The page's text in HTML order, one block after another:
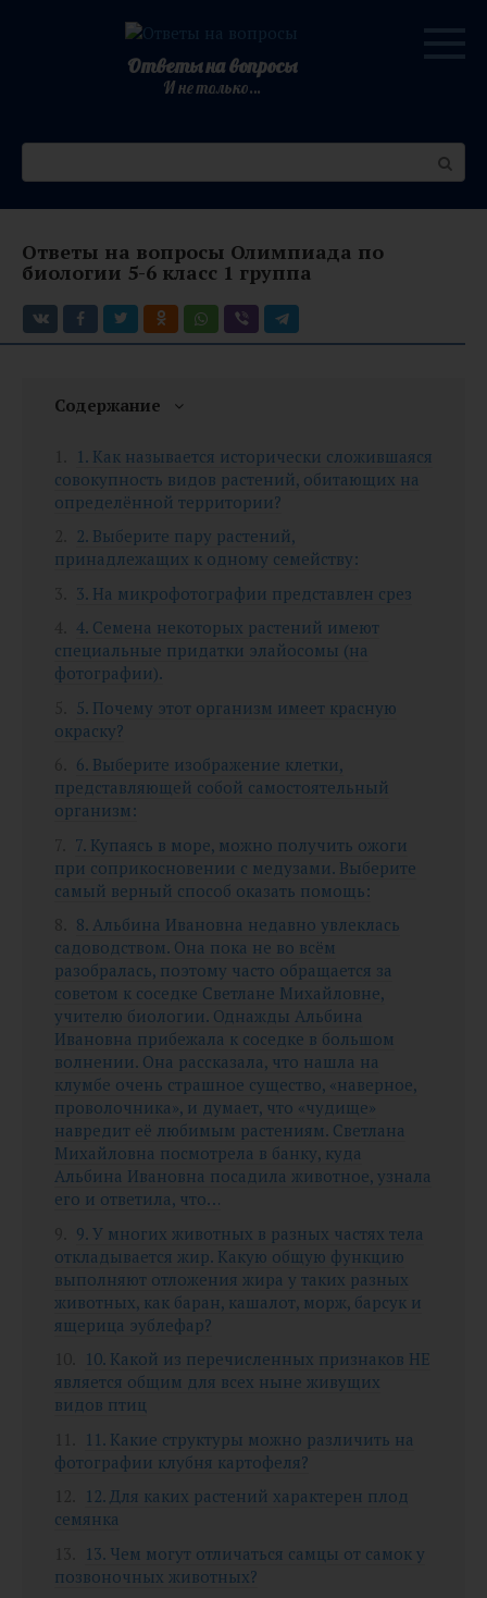
Ответы на вопросы
И не только…
Ответы на вопросы Олимпиада по
биологии 5-6 класс 1 группа
Содержание
1. Как называется исторически сложившаяся
совокупность видов растений, обитающих на
определённой территории?
2. Выберите пару растений,
принадлежащих к одному семейству:
3. На микрофотографии представлен срез
4. Семена некоторых растений имеют
специальные придатки элайосомы (на
фотографии).
5. Почему этот организм имеет красную
окраску?
6. Выберите изображение клетки,
представляющей собой самостоятельный
организм:
7. Купаясь в море, можно получить ожоги
при соприкосновении с медузами. Выберите
самый верный способ оказать помощь:
8. Альбина Ивановна недавно увлеклась
садоводством. Она пока не во всём
разобралась, поэтому часто обращается за
советом к соседке Светлане Михайловне,
учителю биологии. Однажды Альбина
Ивановна прибежала к соседке в большом
волнении. Она рассказала, что нашла на
клумбе очень страшное существо, «наверное,
проволочника», и думает, что «чудище»
навредит её любимым растениям. Светлана
Михайловна посмотрела в банку, куда
Альбина Ивановна посадила животное, узнала
его и ответила, что…
9. У многих животных в разных частях тела
откладывается жир. Какую общую функцию
выполняют отложения жира у таких разных
животных, как баран, кашалот, морж, барсук и
ящерица эублефар?
10. Какой из перечисленных признаков НЕ
является общим для всех ныне живущих
видов птиц
11. Какие структуры можно различить на
фотографии клубня картофеля?
12. Для каких растений характерен плод
семянка
13. Чем могут отличаться самцы от самок у
позвоночных животных?